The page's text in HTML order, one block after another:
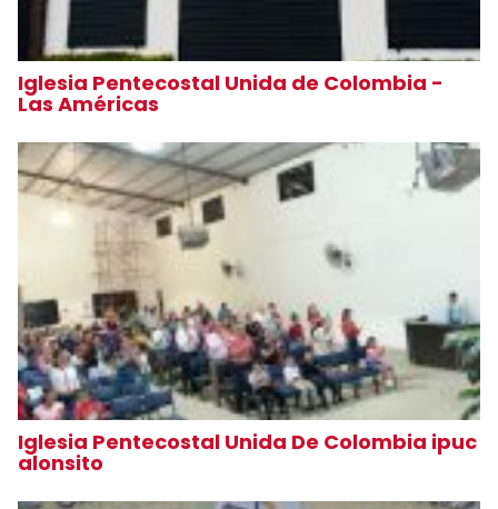
Iglesia Pentecostal Unida de Colombia -
Las Américas
Iglesia Pentecostal Unida De Colombia ipuc
alonsito